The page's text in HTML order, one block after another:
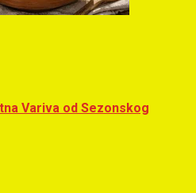
Variva od Sezonskog